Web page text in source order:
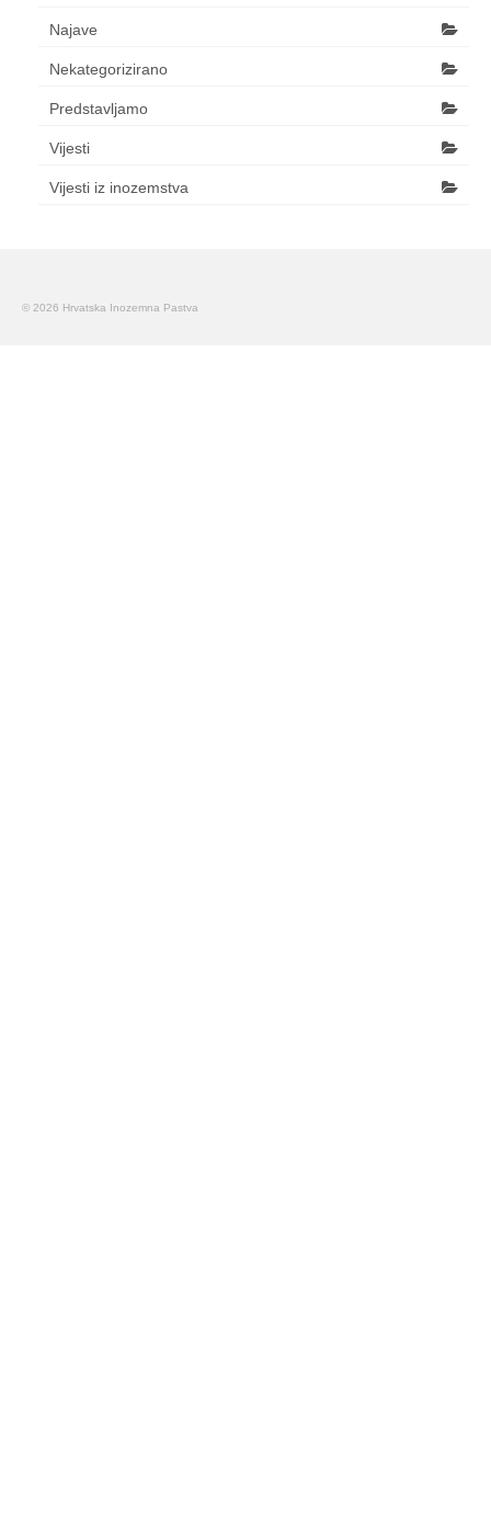
Najave
Nekategorizirano
Predstavljamo
Vijesti
Vijesti iz inozemstva
© 2026 Hrvatska Inozemna Pastva